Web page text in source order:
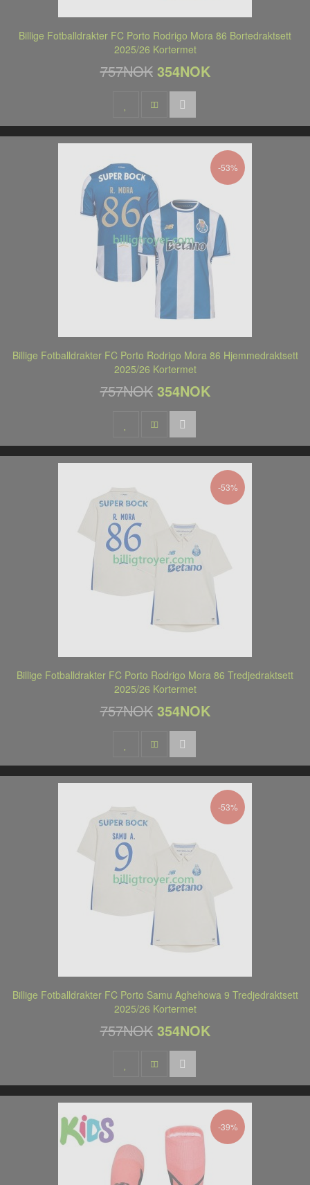
Billige Fotballdrakter FC Porto Rodrigo Mora 86 Bortedraktsett
2025/26 Kortermet
757NOK 354NOK
-53%
Billige Fotballdrakter FC Porto Rodrigo Mora 86 Hjemmedraktsett
2025/26 Kortermet
757NOK 354NOK
-53%
Billige Fotballdrakter FC Porto Rodrigo Mora 86 Tredjedraktsett
2025/26 Kortermet
757NOK 354NOK
-53%
Billige Fotballdrakter FC Porto Samu Aghehowa 9 Tredjedraktsett
2025/26 Kortermet
757NOK 354NOK
-39%